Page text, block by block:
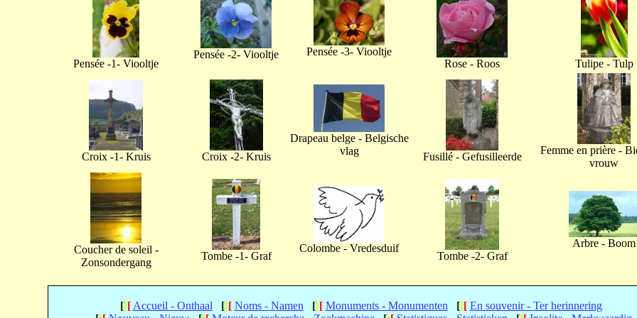
Pensée -1- Viooltje
Pensée -2- Viooltje
Pensée -3- Viooltje
Rose - Roos
Tulipe - Tulp
Croix -1- Kruis Croix -2- Kruis
Drapeau belge - Belgische
vlag
Fusillé - Gefusilleerde
Femme en prière -
vrouw
Coucher de soleil -
Zonsondergang
Tombe -1- Graf
Colombe - Vredesduif
Tombe -2- Graf
Arbre - Boom
[[[ Accueil - Onthaal [[[ Noms - Namen [[[ Monuments - Monumenten [[[ En souvenir - Ter herinnering